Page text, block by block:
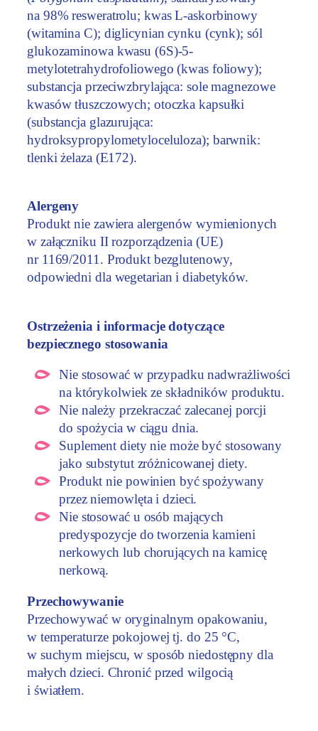
na 98% resweratrolu; kwas L-askorbinowy
(witamina C); diglicynian cynku (cynk); sól
glukozaminowa kwasu (6S)-5-
metylotetrahydrofoliowego (kwas foliowy);
substancja przeciwzbrylająca: sole magnezowe
kwasów tłuszczowych; otoczka kapsułki
(substancja glazurująca:
hydroksypropylometyloceluloza); barwnik:
tlenki żelaza (E172).
Alergeny
Produkt nie zawiera alergenów wymienionych
w załączniku II rozporządzenia (UE)
nr 1169/2011. Produkt bezglutenowy,
odpowiedni dla wegetarian i diabetyków.
Ostrzeżenia i informacje dotyczące
bezpiecznego stosowania
Nie stosować w przypadku nadwrażliwości
na którykolwiek ze składników produktu.
Nie należy przekraczać zalecanej porcji
do spożycia w ciągu dnia.
Suplement diety nie może być stosowany
jako substytut zróżnicowanej diety.
Produkt nie powinien być spożywany
przez niemowlęta i dzieci.
Nie stosować u osób mających
predyspozycje do tworzenia kamieni
nerkowych lub chorujących na kamicę
nerkową.
Przechowywanie
Przechowywać w oryginalnym opakowaniu,
w temperaturze pokojowej tj. do 25 °C,
w suchym miejscu, w sposób niedostępny dla
małych dzieci. Chronić przed wilgocią
i światłem.